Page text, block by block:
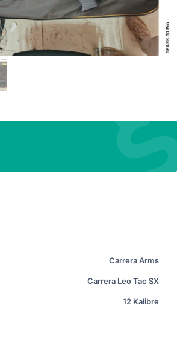
Carrera Arms
Carrera Leo Tac SX
12 Kalibre